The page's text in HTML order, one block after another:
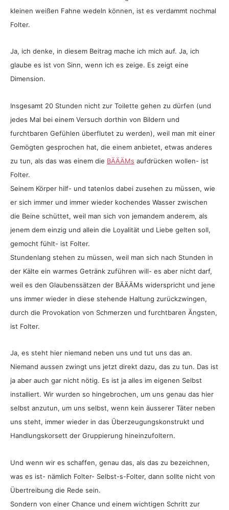
kleinen weißen Fahne wedeln können, ist es verdammt nochmal
Folter.
Ja, ich denke, in diesem Beitrag mache ich mich auf. Ja, ich
glaube es ist von Sinn, wenn ich es zeige. Es zeigt eine
Dimension.
Insgesamt 20 Stunden nicht zur Toilette gehen zu dürfen (und
jedes Mal bei einem Versuch dorthin von Bildern und
furchtbaren Gefühlen überflutet zu werden), weil man mit einer
Gemögten gesprochen hat, die einem anbietet, etwas anderes
zu tun, als das was einem die BÄÄÄMs aufdrücken wollen- ist
Folter.
Seinem Körper hilf- und tatenlos dabei zusehen zu müssen, wie
er sich immer und immer wieder kochendes Wasser zwischen
die Beine schüttet, weil man sich von jemandem anderem, als
jenem dem einzig und allein die Loyalität und Liebe gelten soll,
gemocht fühlt- ist Folter.
Stundenlang stehen zu müssen, weil man sich nach Stunden in
der Kälte ein warmes Getränk zuführen will- es aber nicht darf,
weil es den Glaubenssätzen der BÄÄÄMs widerspricht und jene
uns immer wieder in diese stehende Haltung zurückzwingen,
durch die Provokation von Schmerzen und furchtbaren Ängsten,
ist Folter.
Ja, es steht hier niemand neben uns und tut uns das an.
Niemand aussen zwingt uns jetzt direkt dazu, das zu tun. Das ist
ja aber auch gar nicht nötig. Es ist ja alles im eigenen Selbst
installiert. Wir wurden so hingebrochen, um uns genau das hier
selbst anzutun, um uns selbst, wenn kein äusserer Täter neben
uns steht, immer wieder in das Überzeugungskonstrukt und
Handlungskorsett der Gruppierung hineinzufoltern.
Und wenn wir es schaffen, genau das, als das zu bezeichnen,
was es ist- nämlich Folter- Selbst-s-Folter, dann sollte nicht von
Übertreibung die Rede sein.
Sondern von einer Chance und einem wichtigen Schritt zur